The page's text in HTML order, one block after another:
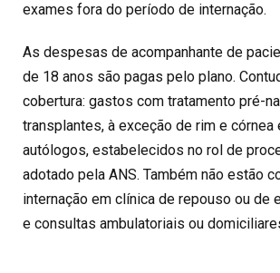
exames fora do período de internação.
As despesas de acompanhante de
de 18 anos são pagas pelo plano.
cobertura: gastos com tratamento pré-
transplantes, à exceção de rim e córnea
autólogos, estabelecidos no rol de
adotado pela ANS. Também não estão
internação em clínica de repouso ou de
e consultas ambulatoriais ou